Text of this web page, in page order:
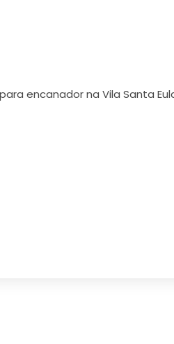
encanador na Vila Santa